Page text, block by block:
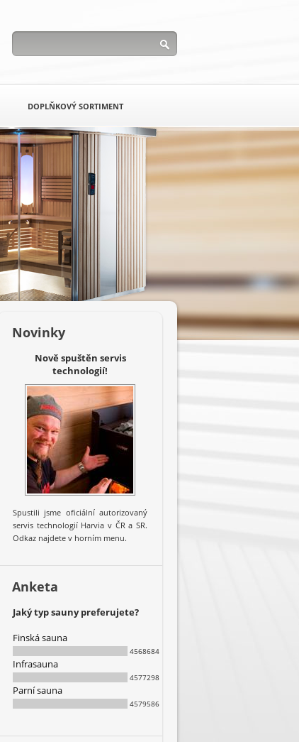
DOPLŇKOVÝ SORTIMENT
Novinky
Nově spuštěn servis
technologií!
Spustili jsme oficiální autorizovaný
servis technologií Harvia v ČR a SR.
Odkaz najdete v horním menu.
Anketa
Jaký typ sauny preferujete?
Finská sauna
4568684
Infrasauna
4577298
Parní sauna
4579586